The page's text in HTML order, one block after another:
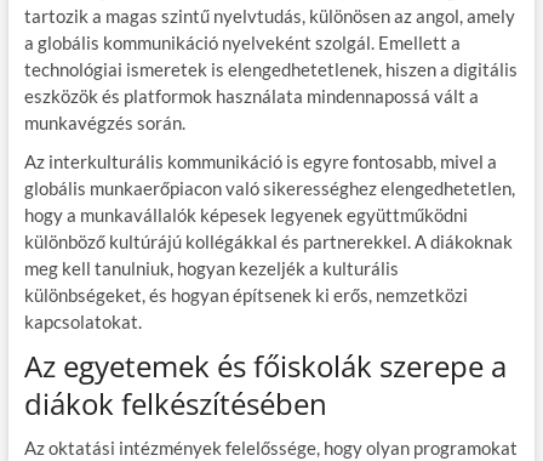
tartozik a magas szintű nyelvtudás, különösen az angol, amely
a globális kommunikáció nyelveként szolgál. Emellett a
technológiai ismeretek is elengedhetetlenek, hiszen a digitális
eszközök és platformok használata mindennapossá vált a
munkavégzés során.
Az interkulturális kommunikáció is egyre fontosabb, mivel a
globális munkaerőpiacon való sikerességhez elengedhetetlen,
hogy a munkavállalók képesek legyenek együttműködni
különböző kultúrájú kollégákkal és partnerekkel. A diákoknak
meg kell tanulniuk, hogyan kezeljék a kulturális
különbségeket, és hogyan építsenek ki erős, nemzetközi
kapcsolatokat.
Az egyetemek és főiskolák szerepe a
diákok felkészítésében
Az oktatási intézmények felelőssége, hogy olyan programokat